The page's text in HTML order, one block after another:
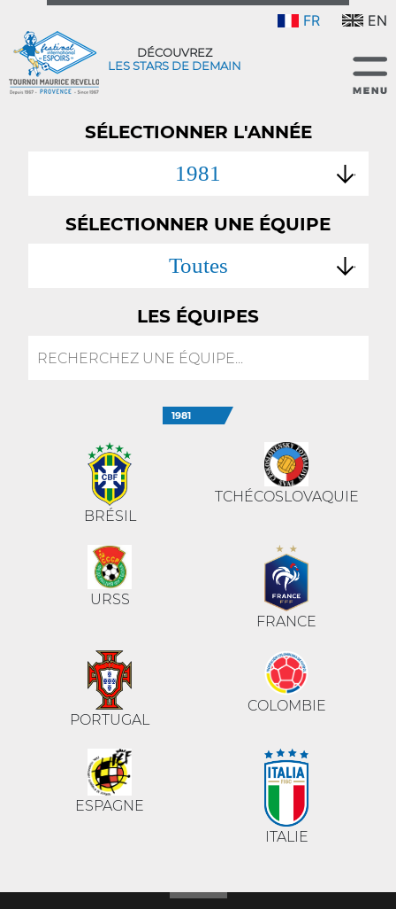
FR EN
DÉCOUVREZ
LES STARS DE DEMAIN
SÉLECTIONNER L'ANNÉE
1981
SÉLECTIONNER UNE ÉQUIPE
Toutes
LES ÉQUIPES
1981
BRÉSIL
TCHÉCOSLOVAQUIE
URSS
FRANCE
PORTUGAL
COLOMBIE
ESPAGNE
ITALIE